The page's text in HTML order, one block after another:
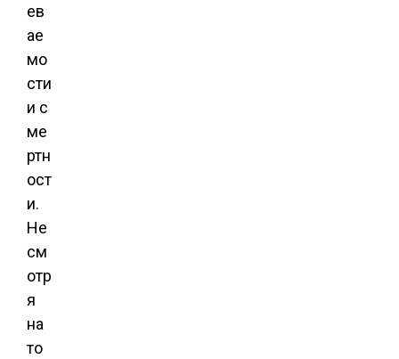
ев
ае
мо
сти
и с
ме
ртн
ост
и.
Не
см
отр
я
на
то